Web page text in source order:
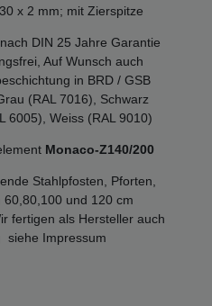
x 2 mm; mit Zierspitze
DIN 25 Jahre Garantie
Auf Wunsch auch
in BRD / GSB
(RAL 7016), Schwarz
6005), Weiss (RAL 9010)
Monaco-Z140/200
Stahlpfosten, Pforten,
und 120 cm
fertigen als Hersteller auch
siehe Impressum